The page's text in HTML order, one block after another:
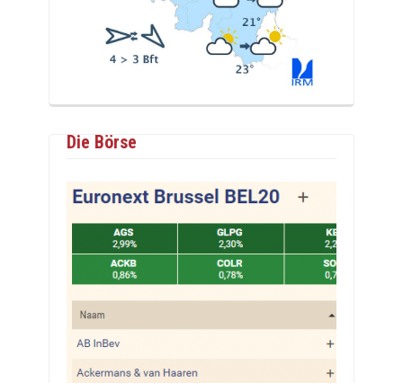
Die Börse